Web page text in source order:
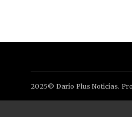
2025© Dario Plus Noticias.